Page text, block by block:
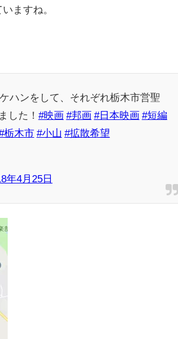
ますね。
ハンをして、それぞれ栃木市営聖
した！ #映画 #邦画 #日本映画 #短編
栃木市 #小山 #拡散希望
年4月25日